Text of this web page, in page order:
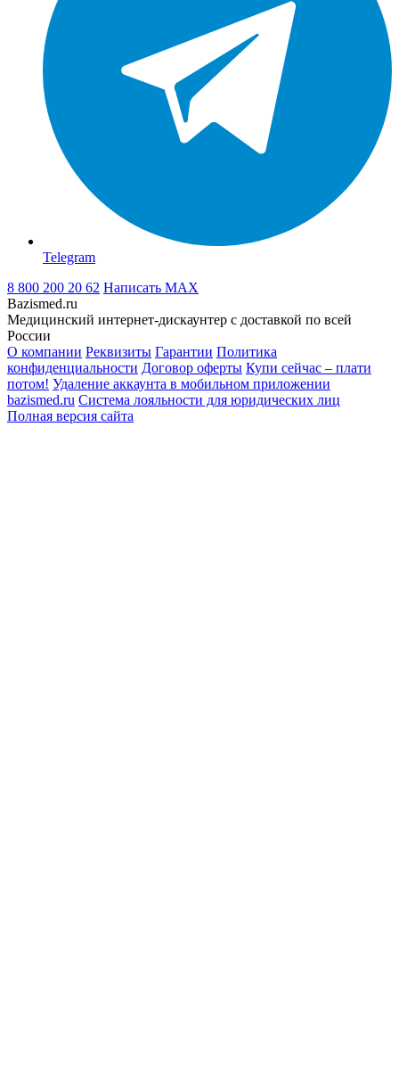
Telegram
8 800 200 20 62 Написать MAX
Bazismed.ru
Медицинский интернет-дискаунтер с доставкой по всей
России
О компании Реквизиты Гарантии Политика
конфиденциальности Договор оферты Купи сейчас – плати
потом! Удаление аккаунта в мобильном приложении
bazismed.ru Система лояльности для юридических лиц
Полная версия сайта